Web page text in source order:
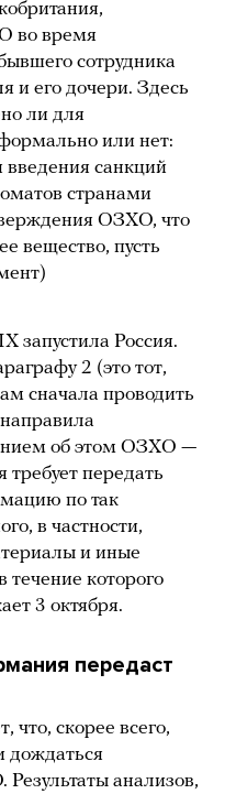
во время
сотрудника
и его дочери. Здесь
ли для
или нет:
введения санкций
странами
ОЗХО, что
вещество, пусть
запустила Россия.
2 (это тот,
сначала проводить
об этом ОЗХО —
передать
по так
в частности,
и иные
течение которого
3 октября.
передаст
скорее всего,
дождаться
анализов,